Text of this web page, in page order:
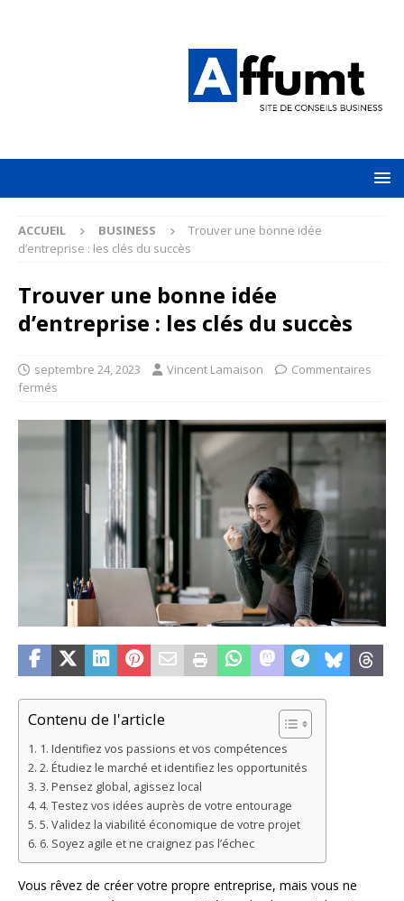
ACCUEIL BUSINESS
Trouver une bonne idée
d’entreprise : les clés du succès
Trouver une bonne idée
d’entreprise : les clés du succès
septembre 24, 2023 Vincent Lamaison
Commentaires
fermés
Contenu de l'article
1. Identifiez vos passions et vos compétences
2. Étudiez le marché et identifiez les opportunités
3. Pensez global, agissez local
4. Testez vos idées auprès de votre entourage
5. Validez la viabilité économique de votre projet
6. Soyez agile et ne craignez pas l’échec
Vous rêvez de créer votre propre entreprise, mais vous ne